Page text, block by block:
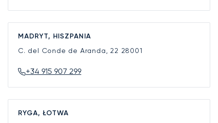
MADRYT, HISZPANIA
C. del Conde de Aranda, 22 28001
+34 915 907 299
RYGA, ŁOTWA